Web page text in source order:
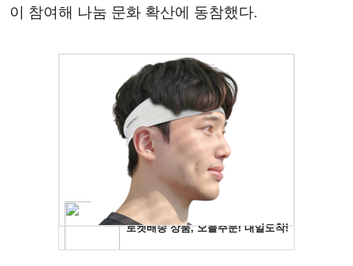
이 참여해 나눔 문화 확산에 동참했다.